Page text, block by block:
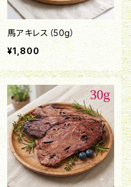
馬アキレス（50g）
¥1,800